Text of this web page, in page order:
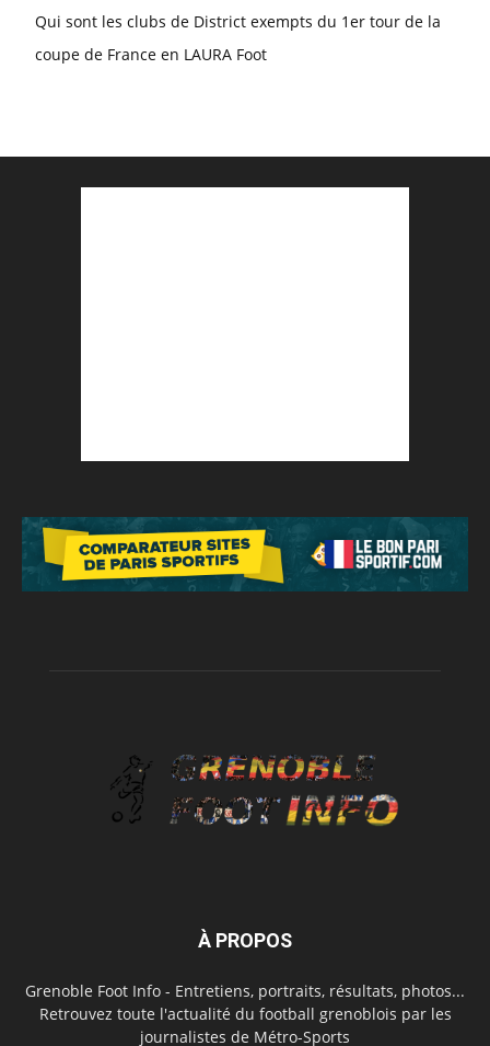
Qui sont les clubs de District exempts du 1er tour de la
coupe de France en LAURA Foot
À PROPOS
Grenoble Foot Info - Entretiens, portraits, résultats, photos...
Retrouvez toute l'actualité du football grenoblois par les
journalistes de Métro-Sports